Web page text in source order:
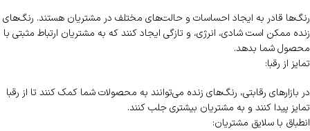
رنگ‌ها قادر به ایجاد احساسات و حالت‌های مختلف در مشتریان هستند. رنگ‌های
زنده ممکن است شادی، انرژی، و تازگی ایجاد کنند که به مشتریان ارتباط مثبتی با
محصول شما بدهد.
تمایز از رقبا:
در بازارهای رقابتی، رنگ‌های زنده می‌توانند به محصولات شما کمک کنند تا از رقبا
تمایز پیدا کنند و به مشتریان بیشتری جلب کنند.
انطباق با سلایق مشتریان: